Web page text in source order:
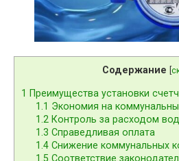
Содержание
1 Преимущества установки
1.1 Экономия на
1.2 Контроль за расходом
1.3 Справедливая оплата
1.4 Снижение коммунальных
1.5 Соответствие